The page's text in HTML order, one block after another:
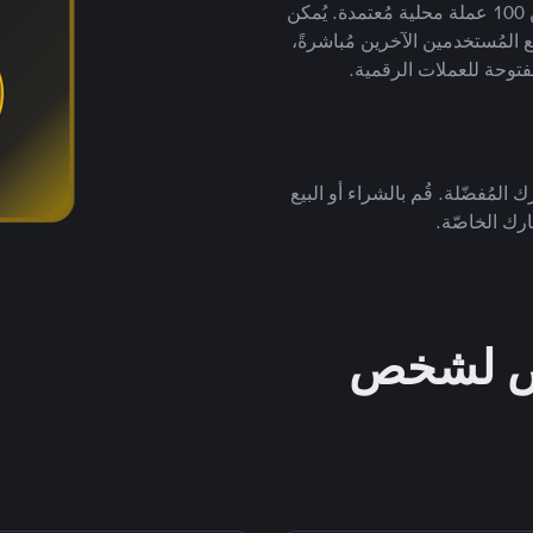
لتداول العملات الرقمية بأكثر من 800 طريقة دفع وأكثر من 100 عملة محلية مُعتمدة. يُمكن
المُستخدمين الآخرين مُباشرةً،
للعملات الرقمية.
المُفضّلة. قُم بالشراء أو البيع
الخاصّة.
لشخص